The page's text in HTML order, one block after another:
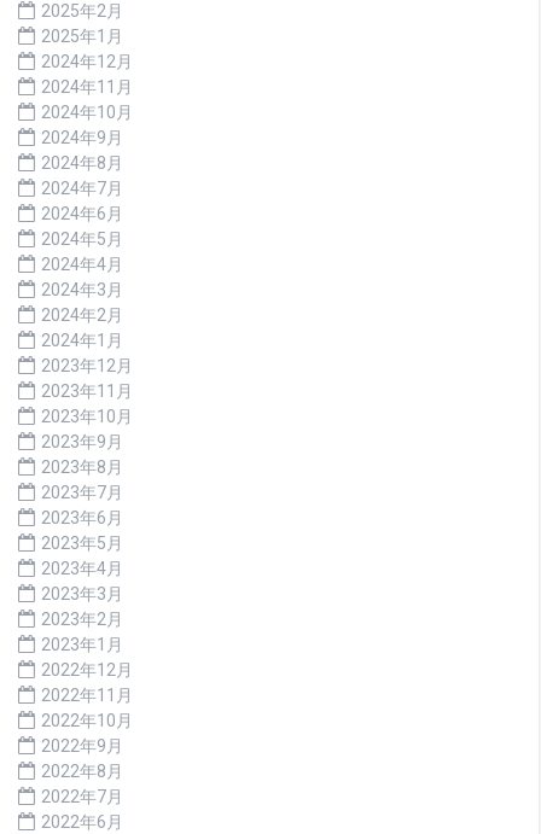
2025年2月
2025年1月
2024年12月
2024年11月
2024年10月
2024年9月
2024年8月
2024年7月
2024年6月
2024年5月
2024年4月
2024年3月
2024年2月
2024年1月
2023年12月
2023年11月
2023年10月
2023年9月
2023年8月
2023年7月
2023年6月
2023年5月
2023年4月
2023年3月
2023年2月
2023年1月
2022年12月
2022年11月
2022年10月
2022年9月
2022年8月
2022年7月
2022年6月